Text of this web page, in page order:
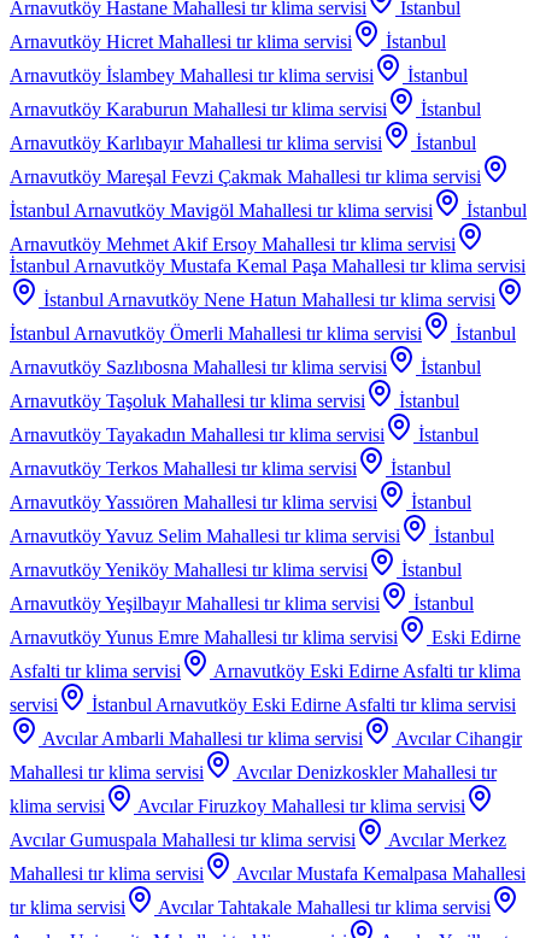
Arnavutköy Hastane Mahallesi tır klima servisi
İstanbul
Arnavutköy Hicret Mahallesi tır klima servisi
İstanbul
Arnavutköy İslambey Mahallesi tır klima servisi
İstanbul
Arnavutköy Karaburun Mahallesi tır klima servisi
İstanbul
Arnavutköy Karlıbayır Mahallesi tır klima servisi
İstanbul
Arnavutköy Mareşal Fevzi Çakmak Mahallesi tır klima servisi
İstanbul Arnavutköy Mavigöl Mahallesi tır klima servisi
İstanbul
Arnavutköy Mehmet Akif Ersoy Mahallesi tır klima servisi
İstanbul Arnavutköy Mustafa Kemal Paşa Mahallesi tır klima servisi
İstanbul Arnavutköy Nene Hatun Mahallesi tır klima servisi
İstanbul Arnavutköy Ömerli Mahallesi tır klima servisi
İstanbul
Arnavutköy Sazlıbosna Mahallesi tır klima servisi
İstanbul
Arnavutköy Taşoluk Mahallesi tır klima servisi
İstanbul
Arnavutköy Tayakadın Mahallesi tır klima servisi
İstanbul
Arnavutköy Terkos Mahallesi tır klima servisi
İstanbul
Arnavutköy Yassıören Mahallesi tır klima servisi
İstanbul
Arnavutköy Yavuz Selim Mahallesi tır klima servisi
İstanbul
Arnavutköy Yeniköy Mahallesi tır klima servisi
İstanbul
Arnavutköy Yeşilbayır Mahallesi tır klima servisi
İstanbul
Arnavutköy Yunus Emre Mahallesi tır klima servisi
Eski Edirne
Asfalti tır klima servisi Arnavutköy Eski Edirne Asfalti tır klima
servisi
İstanbul Arnavutköy Eski Edirne Asfalti tır klima servisi
Avcılar Ambarli Mahallesi tır klima servisi
Avcılar Cihangir
Mahallesi tır klima servisi Avcılar Denizkoskler Mahallesi tır
klima servisi
Avcılar Firuzkoy Mahallesi tır klima servisi
Avcılar Gumuspala Mahallesi tır klima servisi
Avcılar Merkez
Mahallesi tır klima servisi
Avcılar Mustafa Kemalpasa Mahallesi
tır klima servisi
Avcılar Tahtakale Mahallesi tır klima servisi